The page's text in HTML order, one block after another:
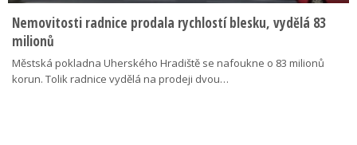
Nemovitosti radnice prodala rychlostí blesku, vydělá 83
milionů
Městská pokladna Uherského Hradiště se nafoukne o 83 milionů
korun. Tolik radnice vydělá na prodeji dvou…